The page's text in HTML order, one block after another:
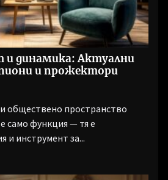
и динамика: Актуални
и прожектори
обществено пространство
само функция — тя е
и инструмент за...